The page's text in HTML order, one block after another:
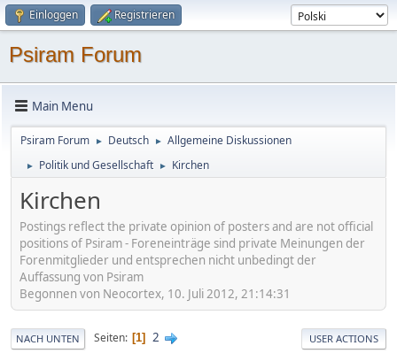
Einloggen Registrieren
Psiram Forum
Main Menu
Psiram Forum ► Deutsch ► Allgemeine Diskussionen
► Politik und Gesellschaft ► Kirchen
Kirchen
Postings reflect the private opinion of posters and are not official
positions of Psiram - Foreneinträge sind private Meinungen der
Forenmitglieder und entsprechen nicht unbedingt der
Auffassung von Psiram
Begonnen von Neocortex, 10. Juli 2012, 21:14:31
NACH UNTEN Seiten 1 2 USER ACTIONS